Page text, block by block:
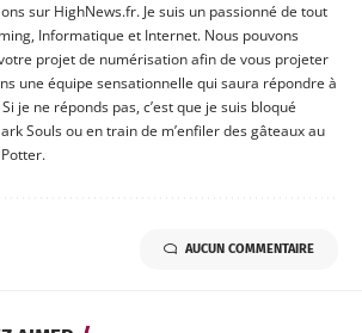
sur HighNews.fr. Je suis un passionné de tout
Informatique et Internet. Nous pouvons
projet de numérisation afin de vous projeter
une équipe sensationnelle qui saura répondre à
je ne réponds pas, c’est que je suis bloqué
Souls ou en train de m’enfiler des gâteaux au
AUCUN COMMENTAIRE